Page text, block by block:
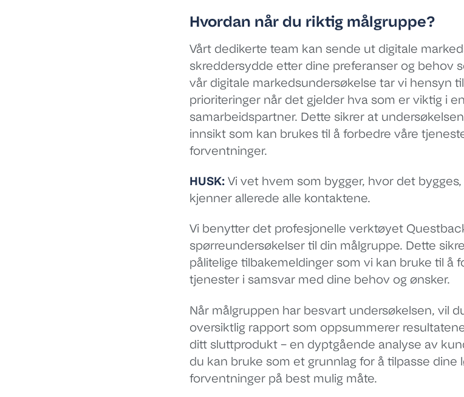
Hvordan når du riktig målgruppe?
Vårt dedikerte team kan sende ut digitale
skreddersydde etter dine preferanser og behov
vår digitale markedsundersøkelse tar vi hensyn
prioriteringer når det gjelder hva som er viktig i en
samarbeidspartner. Dette sikrer at
innsikt som kan brukes til å forbedre våre
forventninger.
HUSK: Vi vet hvem som bygger, hvor det
kjenner allerede alle kontaktene.
Vi benytter det profesjonelle verktøyet
spørreundersøkelser til din målgruppe. Dette
pålitelige tilbakemeldinger som vi kan bruke til å
tjenester i samsvar med dine behov og ønsker.
Når målgruppen har besvart undersøkelsen, vil
oversiktlig rapport som oppsummerer
ditt sluttprodukt – en dyptgående analyse av
du kan bruke som et grunnlag for å tilpasse dine
forventninger på best mulig måte.